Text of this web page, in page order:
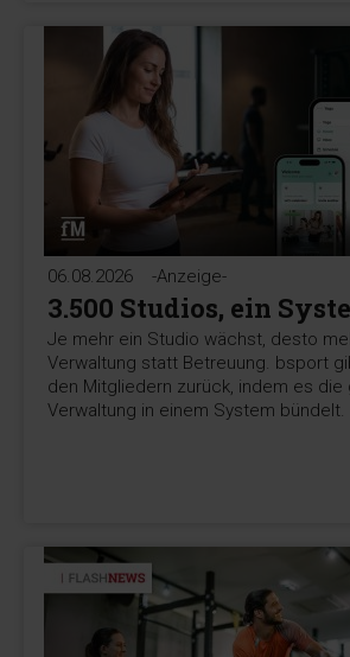
06.08.2026 -Anzeige-
3.500 Studios, ein
Je mehr ein Studio wächst, desto
Verwaltung statt Betreuung. bsport
den Mitgliedern zurück, indem es die
Verwaltung in einem System bündelt.